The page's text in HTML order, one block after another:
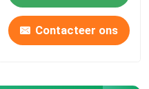
Contacteer ons